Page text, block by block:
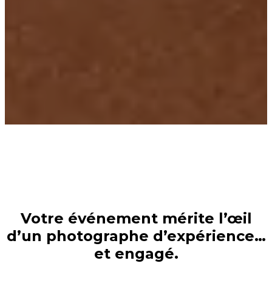
Votre événement mérite l’œil
d’un photographe d’expérience…
et engagé.